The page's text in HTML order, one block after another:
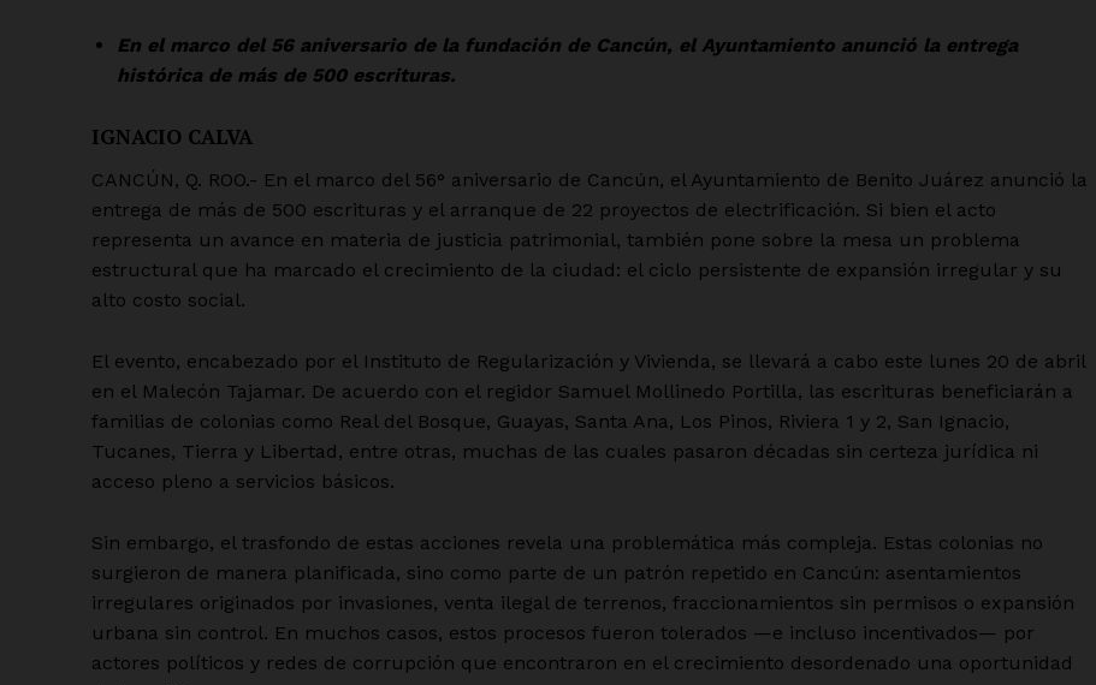
En el marco del 56 aniversario de la fundación de Cancún, el Ayuntamiento anunció la entrega
histórica de más de 500 escrituras.
IGNACIO CALVA
CANCÚN, Q. ROO.- En el marco del 56° aniversario de Cancún, el Ayuntamiento de Benito Juárez anunció la
entrega de más de 500 escrituras y el arranque de 22 proyectos de electrificación. Si bien el acto
representa un avance en materia de justicia patrimonial, también pone sobre la mesa un problema
estructural que ha marcado el crecimiento de la ciudad: el ciclo persistente de expansión irregular y su
alto costo social.
El evento, encabezado por el Instituto de Regularización y Vivienda, se llevará a cabo este lunes 20 de abril
en el Malecón Tajamar. De acuerdo con el regidor Samuel Mollinedo Portilla, las escrituras beneficiarán a
familias de colonias como Real del Bosque, Guayas, Santa Ana, Los Pinos, Riviera 1 y 2, San Ignacio,
Tucanes, Tierra y Libertad, entre otras, muchas de las cuales pasaron décadas sin certeza jurídica ni
acceso pleno a servicios básicos.
Sin embargo, el trasfondo de estas acciones revela una problemática más compleja. Estas colonias no
surgieron de manera planificada, sino como parte de un patrón repetido en Cancún: asentamientos
irregulares originados por invasiones, venta ilegal de terrenos, fraccionamientos sin permisos o expansión
urbana sin control. En muchos casos, estos procesos fueron tolerados —e incluso incentivados— por
actores políticos y redes de corrupción que encontraron en el crecimiento desordenado una oportunidad